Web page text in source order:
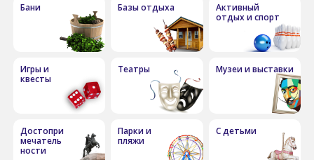
Бани Базы отдыха
Активный
отдых и спорт
Игры и
квесты
Театры Музеи и выставки
Достопри
мечатель
ности
Парки и
пляжи
С детьми